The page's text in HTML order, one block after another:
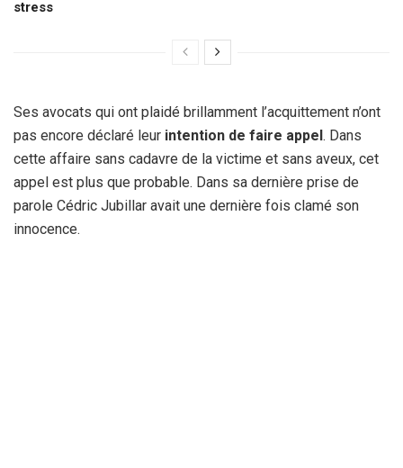
stress
Ses avocats qui ont plaidé brillamment l’acquittement n’ont
pas encore déclaré leur intention de faire appel. Dans
cette affaire sans cadavre de la victime et sans aveux, cet
appel est plus que probable. Dans sa dernière prise de
parole Cédric Jubillar avait une dernière fois clamé son
innocence.